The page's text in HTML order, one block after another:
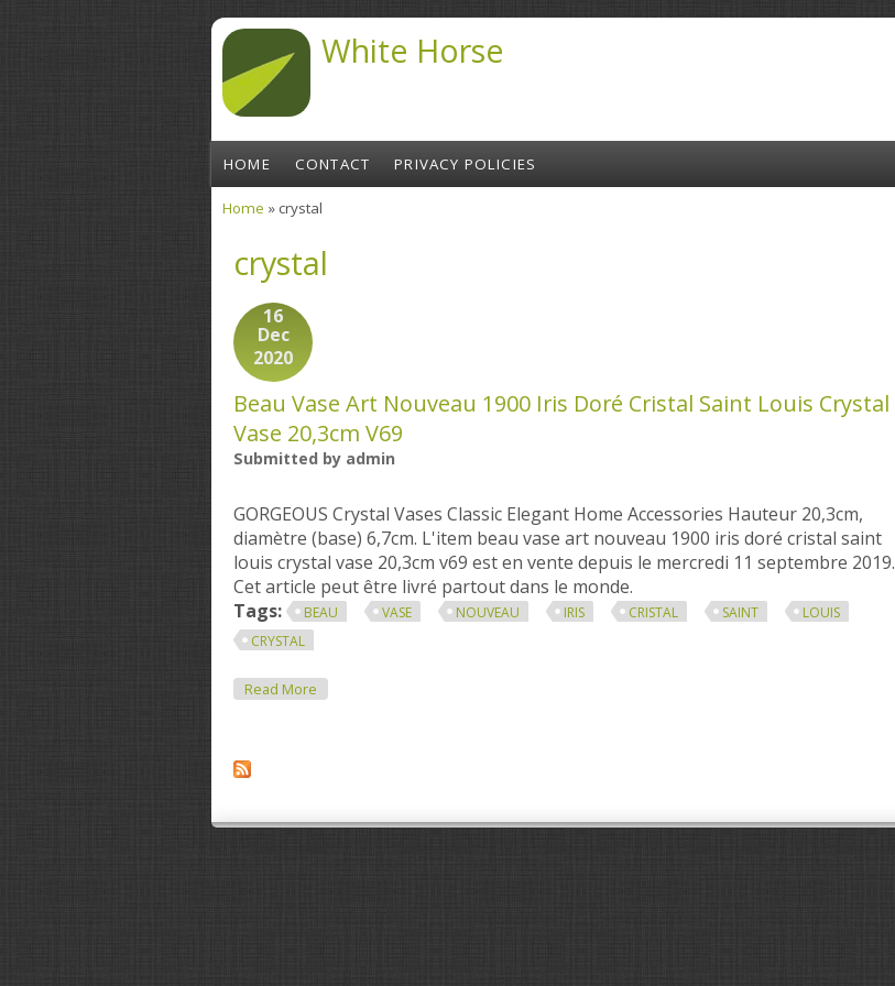
White Horse
HOME CONTACT PRIVACY POLICIES
Home » crystal
crystal
16
Dec
2020
Beau Vase Art Nouveau 1900 Iris Doré Cristal Saint Louis Crystal
Vase 20,3cm V69
Submitted by admin
GORGEOUS Crystal Vases Classic Elegant Home Accessories Hauteur 20,3cm,
diamètre (base) 6,7cm. L'item beau vase art nouveau 1900 iris doré cristal saint
louis crystal vase 20,3cm v69 est en vente depuis le mercredi 11 septembre 2019.
Cet article peut être livré partout dans le monde.
Tags:
BEAU VASE NOUVEAU IRIS CRISTAL SAINT
LOUIS
CRYSTAL
Read More